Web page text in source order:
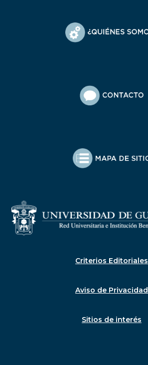
Criterios Editoriales
Aviso de Privacidad
Sitios de interés